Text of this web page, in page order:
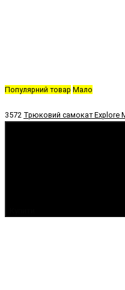
Популярний товар Мало
3572 Трюковий самокат Explore